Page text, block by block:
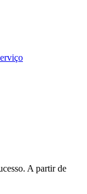
A partir de